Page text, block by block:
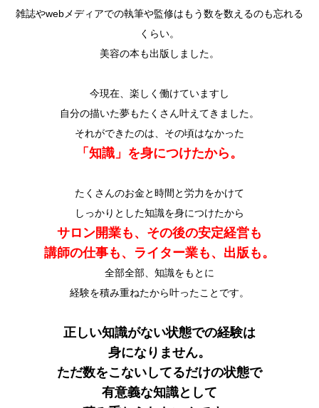
雑誌やwebメディアでの執筆や監修はもう数を数えるのも忘れる
くらい。
美容の本も出版しました。
今現在、楽しく働けていますし
自分の描いた夢もたくさん叶えてきました。
それができたのは、その頃はなかった
「知識」を身につけたから。
たくさんのお金と時間と労力をかけて
しっかりとした知識を身につけたから
サロン開業も、その後の安定経営も
講師の仕事も、ライター業も、出版も。
全部全部、知識をもとに
経験を積み重ねたから叶ったことです。
正しい知識がない状態での経験は
身になりません。
ただ数をこないしてるだけの状態で
有意義な知識として